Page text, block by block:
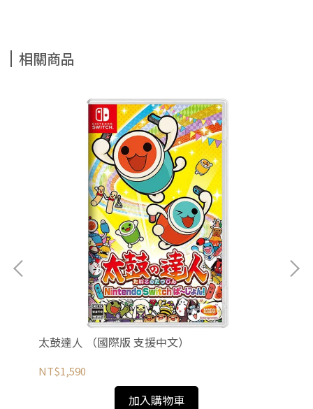
相關商品
太鼓達人 （國際版 支援中文）
NT$1,590
加入購物車